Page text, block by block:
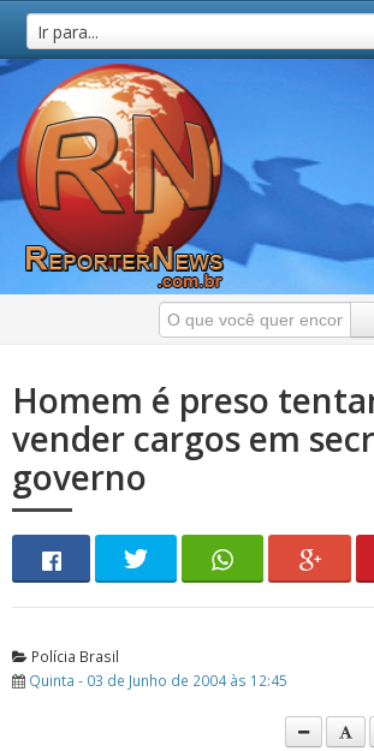
Ir para...
Homem é preso
vender cargos em
governo
Polícia Brasil
Quinta - 03 de Junho de 2004 às 12:45